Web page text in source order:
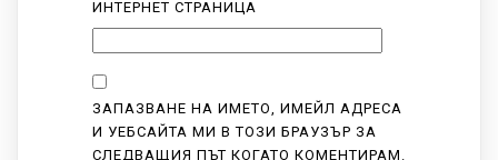
ИНТЕРНЕТ СТРАНИЦА
ЗАПАЗВАНЕ НА ИМЕТО, ИМЕЙЛ АДРЕСА
И УЕБСАЙТА МИ В ТОЗИ БРАУЗЪР ЗА
СЛЕДВАЩИЯ ПЪТ КОГАТО КОМЕНТИРАМ.